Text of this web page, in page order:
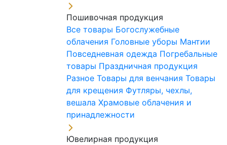
Пошивочная продукция
Все товары Богослужебные
облачения Головные уборы Мантии
Повседневная одежда Погребальные
товары Праздничная продукция
Разное Товары для венчания Товары
для крещения Футляры, чехлы,
вешала Храмовые облачения и
принадлежности
Ювелирная продукция